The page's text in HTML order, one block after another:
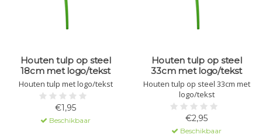
Houten tulp op steel
18cm met logo/tekst
Houten tulp met logo/tekst
€1,95
Beschikbaar
Houten tulp op steel
33cm met logo/tekst
Houten tulp op steel 33cm met
logo/tekst
€2,95
Beschikbaar